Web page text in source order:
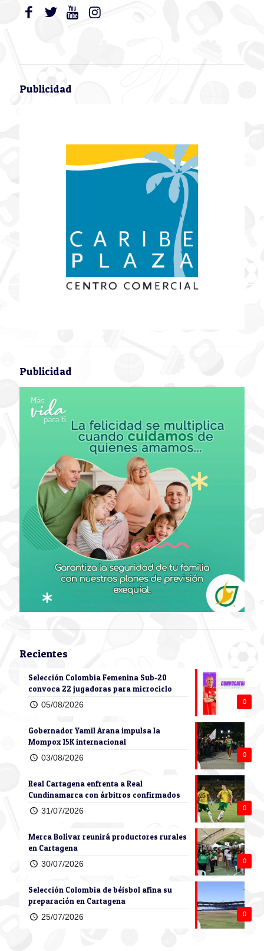
Publicidad
Publicidad
Recientes
0
Selección Colombia Femenina Sub-20
convoca 22 jugadoras para microciclo
05/08/2026
0
Gobernador Yamil Arana impulsa la
Mompox 15K internacional
03/08/2026
0
Real Cartagena enfrenta a Real
Cundinamarca con árbitros confirmados
31/07/2026
0
Merca Bolívar reunirá productores rurales
en Cartagena
30/07/2026
0
Selección Colombia de béisbol afina su
preparación en Cartagena
25/07/2026